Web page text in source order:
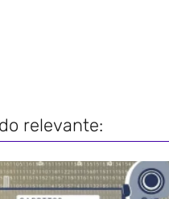
relevante: